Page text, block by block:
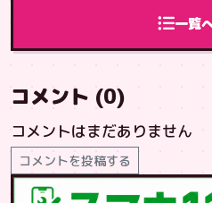
一覧
コメント (0)
コメントはまだありません
コメントを投稿する